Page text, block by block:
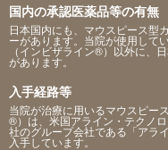
国内の承認医薬品等の有無
日本国内にも、マウスピース型
ーがあります。当院が使用して
（インビザライン®）以外に、
があります。
入手経路等
当院が治療に用いるマウスピー
®）は、米国アライン・テクノ
社のグループ会社である「アラ
入手しています。